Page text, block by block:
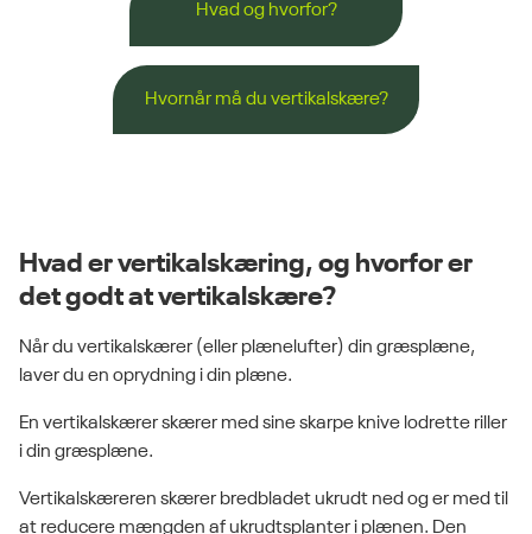
Hvad og hvorfor?
Hvornår må du vertikalskære?
Hvad er vertikalskæring, og hvorfor er
det godt at vertikalskære?
Når du vertikalskærer (eller plænelufter) din græsplæne,
laver du en oprydning i din plæne.
En vertikalskærer skærer med sine skarpe knive lodrette riller
i din græsplæne.
Vertikalskæreren skærer bredbladet ukrudt ned og er med til
at reducere mængden af ukrudtsplanter i plænen. Den